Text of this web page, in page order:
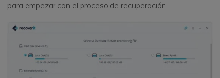
para empezar con el proceso de recuperación.